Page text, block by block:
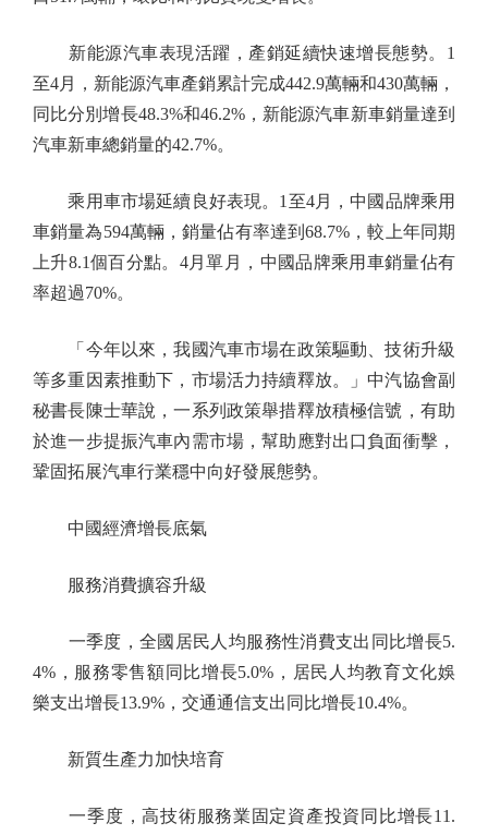
新能源汽車表現活躍，產銷延續快速增長態勢。1
至4月，新能源汽車產銷累計完成442.9萬輛和430萬輛，
同比分別增長48.3%和46.2%，新能源汽車新車銷量達到
汽車新車總銷量的42.7%。
乘用車市場延續良好表現。1至4月，中國品牌乘用
車銷量為594萬輛，銷量佔有率達到68.7%，較上年同期
上升8.1個百分點。4月單月，中國品牌乘用車銷量佔有
率超過70%。
「今年以來，我國汽車市場在政策驅動、技術升級
等多重因素推動下，市場活力持續釋放。」中汽協會副
秘書長陳士華說，一系列政策舉措釋放積極信號，有助
於進一步提振汽車內需市場，幫助應對出口負面衝擊，
鞏固拓展汽車行業穩中向好發展態勢。
中國經濟增長底氣
服務消費擴容升級
一季度，全國居民人均服務性消費支出同比增長5.
4%，服務零售額同比增長5.0%，居民人均教育文化娛
樂支出增長13.9%，交通通信支出同比增長10.4%。
新質生產力加快培育
一季度，高技術服務業固定資產投資同比增長11.